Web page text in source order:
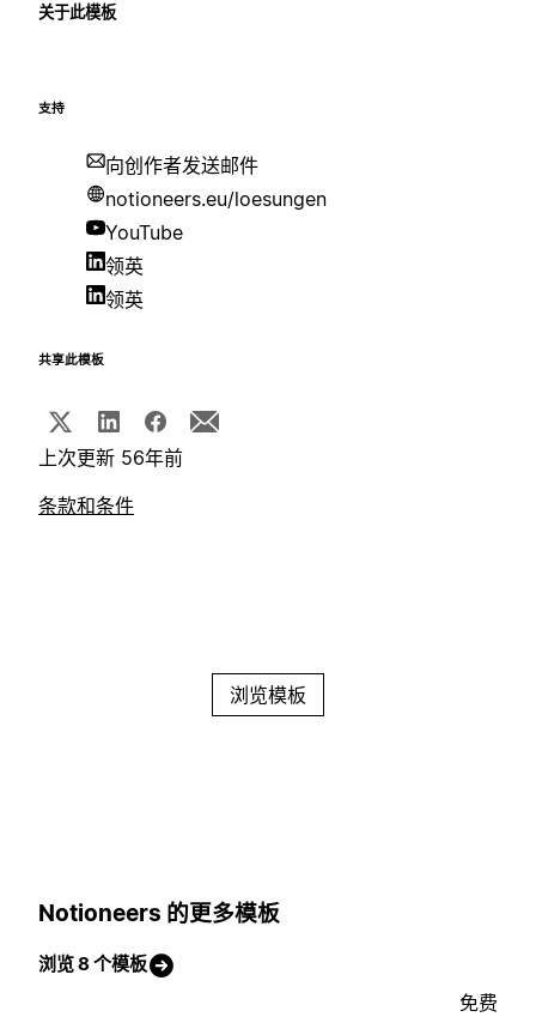
关于此模板
支持
向创作者发送邮件
notioneers.eu/loesungen
YouTube
领英
领英
共享此模板
上次更新 56年前
条款和条件
浏览模板
Notioneers 的更多模板
浏览 8 个模板
免费